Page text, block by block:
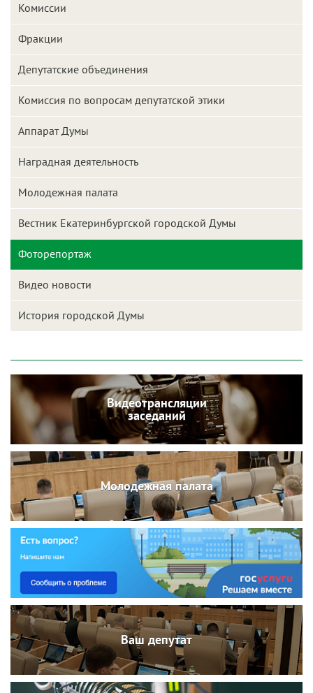
Комиссии
Фракции
Депутатские объединения
Комиссия по вопросам депутатской этики
Аппарат Думы
Наградная деятельность
Молодежная палата
Вестник Екатеринбургской городской Думы
Фоторепортаж
Видео новости
История городской Думы
Видеотрансляции
заседаний
Молодежная палата
Ваш депутат